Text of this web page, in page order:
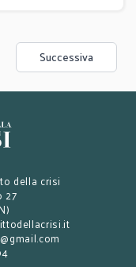
Successiva
della crisi
27